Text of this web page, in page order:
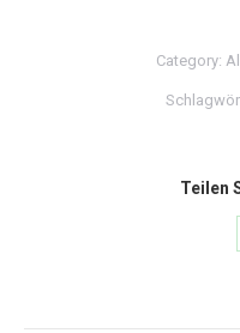
Category:
Teilen